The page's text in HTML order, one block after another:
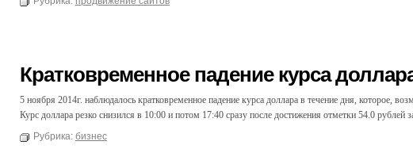
Кратковременное падение курса
5 ноября 2014г. наблюдалось кратковременное падение курса доллара в течение дня, которое,
Курс доллара резко снизился в 10:00 и потом 17:40 сразу после достижения отметки 54.0 рублей
Рубрика: бизнес